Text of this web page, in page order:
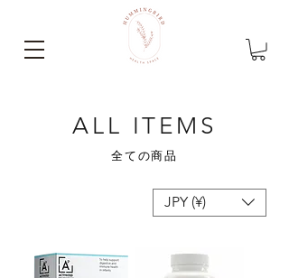
ALL ITEMS
全ての商品
JPY (¥)